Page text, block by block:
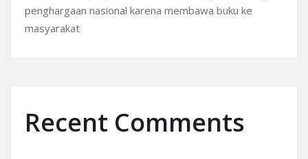
penghargaan nasional karena membawa buku ke
masyarakat
Recent Comments